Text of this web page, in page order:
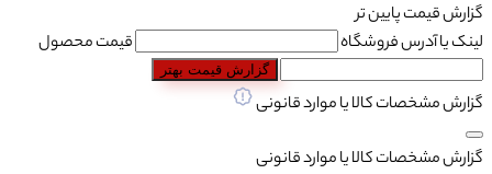
گزارش قیمت پایین تر
لینک یا آدرس فروشگاه
قیمت محصول
گزارش قیمت بهتر
گزارش مشخصات کالا یا موارد قانونی
گزارش مشخصات کالا یا موارد قانونی